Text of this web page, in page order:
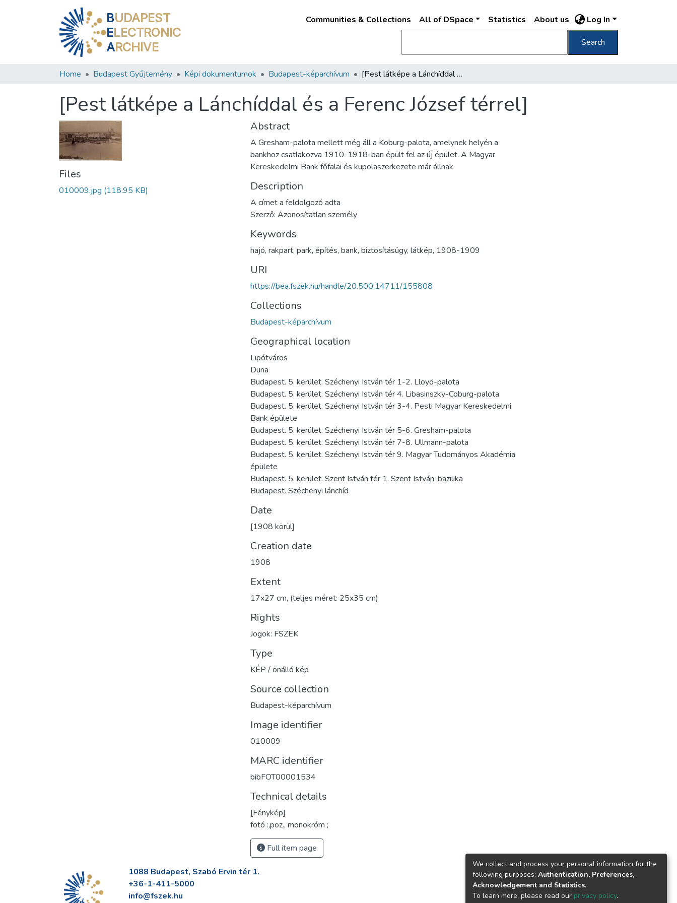
BUDAPEST
ELECTRONIC
ARCHIVE
Communities & Collections All of DSpace Statistics About us Log In
Search
Home Budapest Gyűjtemény Képi dokumentumok Budapest-képarchívum [Pest látképe a Lánchíddal és a Ferenc József térrel]
[Pest látképe a Lánchíddal és a Ferenc József térrel]
Files
010009.jpg (118.95 KB)
Abstract
A Gresham-palota mellett még áll a Koburg-palota, amelynek helyén a
bankhoz csatlakozva 1910-1918-ban épült fel az új épület. A Magyar
Kereskedelmi Bank főfalai és kupolaszerkezete már állnak
Description
A címet a feldolgozó adta
Szerző: Azonosítatlan személy
Keywords
hajó, rakpart, park, építés, bank, biztosításügy, látkép, 1908-1909
URI
https://bea.fszek.hu/handle/20.500.14711/155808
Collections
Budapest-képarchívum
Geographical location
Lipótváros
Duna
Budapest. 5. kerület. Széchenyi István tér 1-2. Lloyd-palota
Budapest. 5. kerület. Széchenyi István tér 4. Libasinszky-Coburg-palota
Budapest. 5. kerület. Széchenyi István tér 3-4. Pesti Magyar Kereskedelmi
Bank épülete
Budapest. 5. kerület. Széchenyi István tér 5-6. Gresham-palota
Budapest. 5. kerület. Széchenyi István tér 7-8. Ullmann-palota
Budapest. 5. kerület. Széchenyi István tér 9. Magyar Tudományos Akadémia
épülete
Budapest. 5. kerület. Szent István tér 1. Szent István-bazilika
Budapest. Széchenyi lánchíd
Date
[1908 körül]
Creation date
1908
Extent
17x27 cm, (teljes méret: 25x35 cm)
Rights
Jogok: FSZEK
Type
KÉP / önálló kép
Source collection
Budapest-képarchívum
Image identifier
010009
MARC identifier
bibFOT00001534
Technical details
[Fénykép]
fotó :,poz., monokróm ;
Full item page
1088 Budapest, Szabó Ervin tér 1.
+36-1-411-5000
info@fszek.hu
We collect and process your personal information for the
following purposes: Authentication, Preferences,
Acknowledgement and Statistics.
To learn more, please read our privacy policy.